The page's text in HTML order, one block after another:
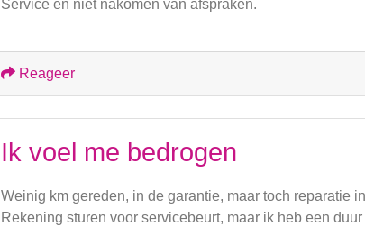
Service en niet nakomen van afspraken.
Reageer
Ik voel me bedrogen
Weinig km gereden, in de garantie, maar toch reparatie
Rekening sturen voor servicebeurt, maar ik heb een